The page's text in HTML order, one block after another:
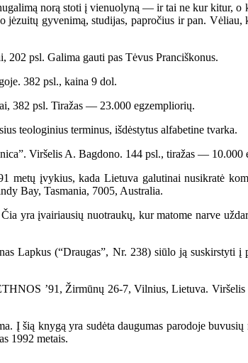
norą stoti į vienuolyną — ir tai ne kur kitur, o
gyvenimą, studijas, papročius ir pan.
psl. Galima gauti pas Tėvus Pranciškonus.
382 psl., kaina 9 dol.
382 psl. Tiražas — 23.000 egzempliorių.
teologinius terminus, išdėstytus alfabetine tvarka.
Viršelis A. Bagdono. 144 psl., tiražas — 10.000
įvykius, kada Lietuva galutinai nusikratė
Bay, Tasmania, 7005, Australia.
yra įvairiausių nuotraukų, kur matome narve
Lapkus (“Draugas”, Nr. 238) siūlo ją suskirstyti į
’91, Žirmūnų 26-7, Vilnius, Lietuva. Viršelis
šią knygą yra sudėta daugumas parodoje
1992 metais.